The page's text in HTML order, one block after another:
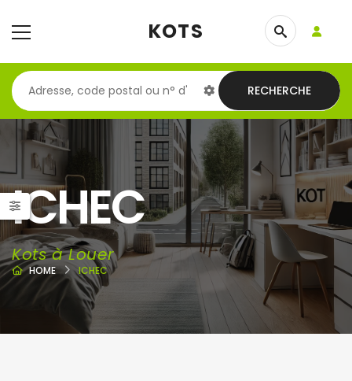
KOTS
RECHERCHE
ICHEC
Kots à Louer
HOME ICHEC